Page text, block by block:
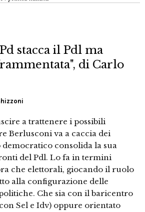
stacca il Pdl ma
di Carlo
a trattenere i possibili
Berlusconi va a caccia dei
democratico consolida la sua
del Pdl. Lo fa in termini
che elettorali, giocando il ruolo
alla configurazione delle
Che sia con il baricentro
Sel e Idv) oppure orientato